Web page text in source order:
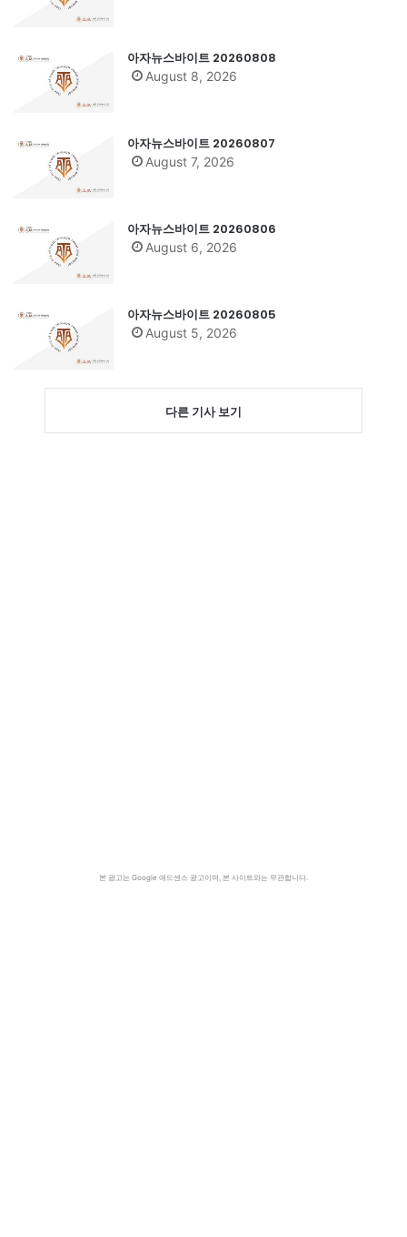
아자뉴스바이트 20260808
August 8, 2026
아자뉴스바이트 20260807
August 7, 2026
아자뉴스바이트 20260806
August 6, 2026
아자뉴스바이트 20260805
August 5, 2026
다른 기사 보기
본 광고는 Google 애드센스 광고이며, 본 사이트와는 무관합니다.